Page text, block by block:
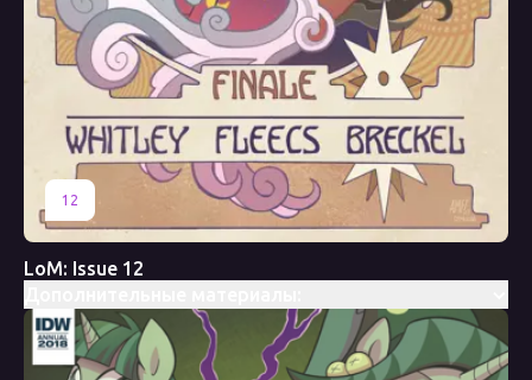
12
LoM: Issue 12